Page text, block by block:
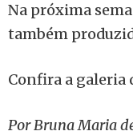
Na próxima
também
Confira a galeria
Por Bruna Maria